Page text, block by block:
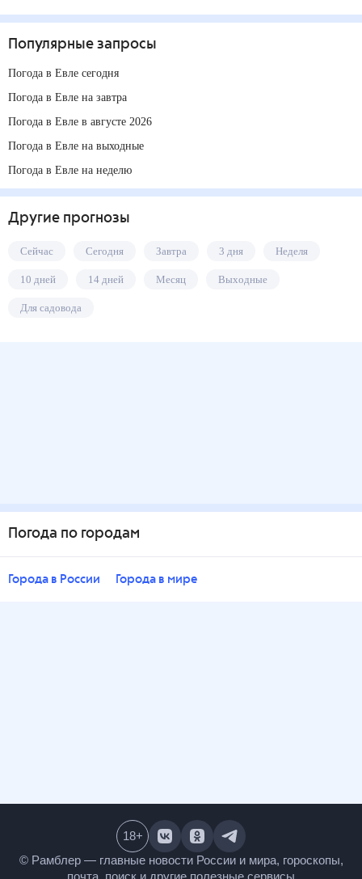
Популярные запросы
Погода в Евле сегодня
Погода в Евле на завтра
Погода в Евле в августе 2026
Погода в Евле на выходные
Погода в Евле на неделю
Другие прогнозы
Сейчас Сегодня Завтра 3 дня Неделя
10 дней 14 дней Месяц Выходные
Для садовода
Погода по городам
Города в России Города в мире
© Рамблер — главные новости России и мира,
18+